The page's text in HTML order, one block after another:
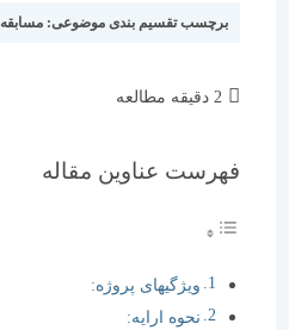
برچسب تقسیم بندی موضوعی:مسابقه معماری
فهرست عناوین مقاله
ويژگي‏های پروژه:
نحوه ارايه: